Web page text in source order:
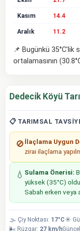
Kasım 14.4
Aralık 11.2
📌 Bugünkü 35°C'lik
ortalamasının
Dedecik Köyü
📋 TARIMSAL
🚫 İlaçlama Uygun
zirai ilaçlama
💧 Sulama Önerisi:
yüksek (35°C)
Sabah erken veya
🌫️ Çiy Noktası: 17°C☀️
🌬️ Rüzgar: 27 km/h